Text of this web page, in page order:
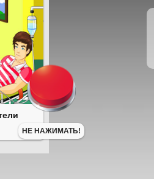
НЕ НАЖИМАТЬ!